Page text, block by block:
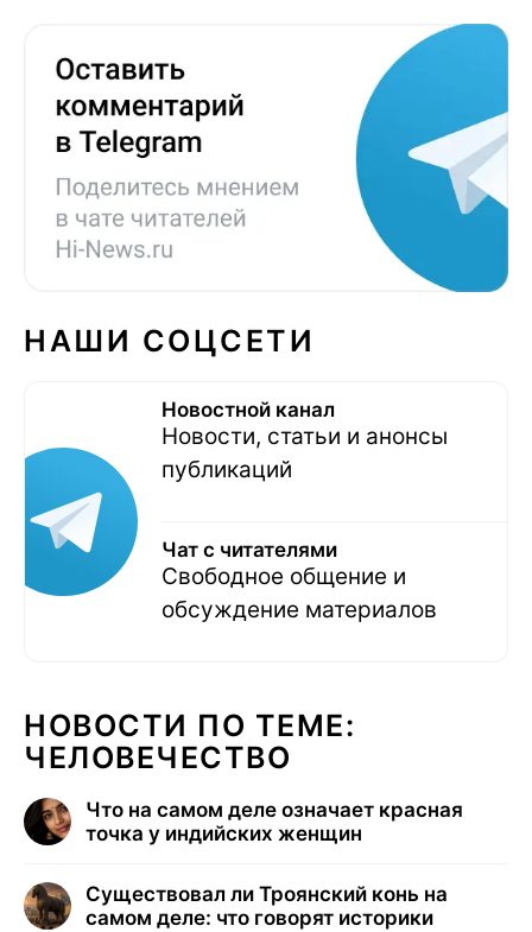
НАШИ СОЦСЕТИ
Новостной канал
Новости, статьи и анонсы
публикаций
Чат с читателями
Свободное общение и
обсуждение материалов
НОВОСТИ ПО ТЕМЕ:
ЧЕЛОВЕЧЕСТВО
Что на самом деле означает красная
точка у индийских женщин
Существовал ли Троянский конь на
самом деле: что говорят историки